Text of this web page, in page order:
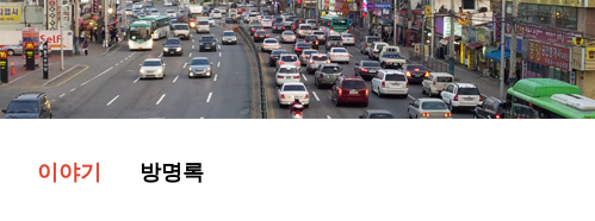
이야기 방명록